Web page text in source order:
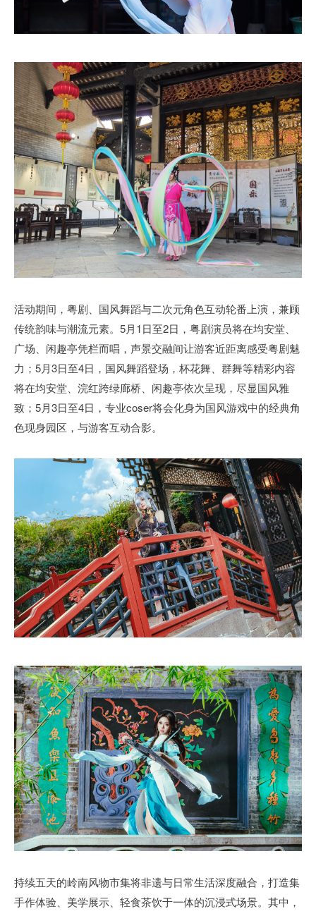
活动期间，粤剧、国风舞蹈与二次元角色互动轮番上演，兼顾
传统韵味与潮流元素。5月1日至2日，粤剧演员将在均安堂、
广场、闲趣亭凭栏而唱，声景交融间让游客近距离感受粤剧魅
力；5月3日至4日，国风舞蹈登场，杯花舞、群舞等精彩内容
将在均安堂、浣红跨绿廊桥、闲趣亭依次呈现，尽显国风雅
致；5月3日至4日，专业coser将会化身为国风游戏中的经典角
色现身园区，与游客互动合影。
持续五天的岭南风物市集将非遗与日常生活深度融合，打造集
手作体验、美学展示、轻食茶饮于一体的沉浸式场景。其中，